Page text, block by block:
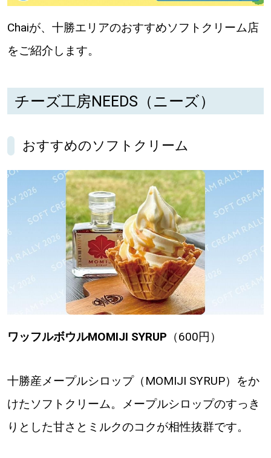
パートナーメディア Sitakkeパートナー
プライバシーポリシー
閉じる
Chaiが、十勝エリアのおすすめソフトクリーム店
をご紹介します。
チーズ工房NEEDS（ニーズ）
おすすめのソフトクリーム
ワッフルボウルMOMIJI SYRUP （600円）
十勝産メープルシロップ（MOMIJI SYRUP）をか
けたソフトクリーム。メープルシロップのすっき
りとした甘さとミルクのコクが相性抜群です。